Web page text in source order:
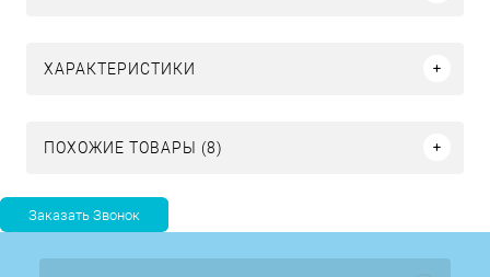
ХАРАКТЕРИСТИКИ
ПОХОЖИЕ ТОВАРЫ (8)